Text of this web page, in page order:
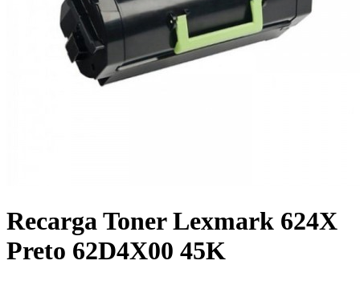
Recarga Toner Lexmark 624X
Preto 62D4X00 45K